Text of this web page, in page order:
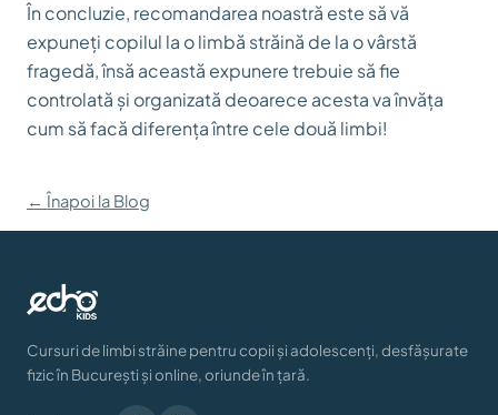
În concluzie, recomandarea noastră este să vă
expuneți copilul la o limbă străină de la o vârstă
fragedă, însă această expunere trebuie să fie
controlată și organizată deoarece acesta va învăța
cum să facă diferența între cele două limbi!
← Înapoi la Blog
Cursuri de limbi străine pentru copii și adolescenți, desfășurate
fizic în București și online, oriunde în țară.